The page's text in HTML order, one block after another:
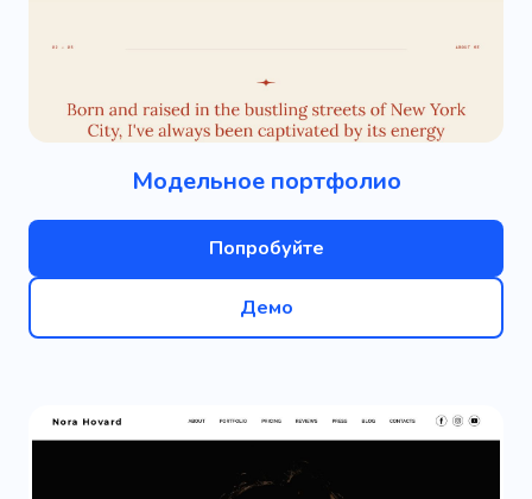
Модельное портфолио
Попробуйте
Демо